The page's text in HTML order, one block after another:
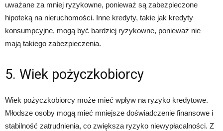
uważane za mniej ryzykowne, ponieważ są zabezpieczone
hipoteką na nieruchomości. Inne kredyty, takie jak kredyty
konsumpcyjne, mogą być bardziej ryzykowne, ponieważ nie
mają takiego zabezpieczenia.
5. Wiek pożyczkobiorcy
Wiek pożyczkobiorcy może mieć wpływ na ryzyko kredytowe.
Młodsze osoby mogą mieć mniejsze doświadczenie finansowe i
stabilność zatrudnienia, co zwiększa ryzyko niewypłacalności. Z